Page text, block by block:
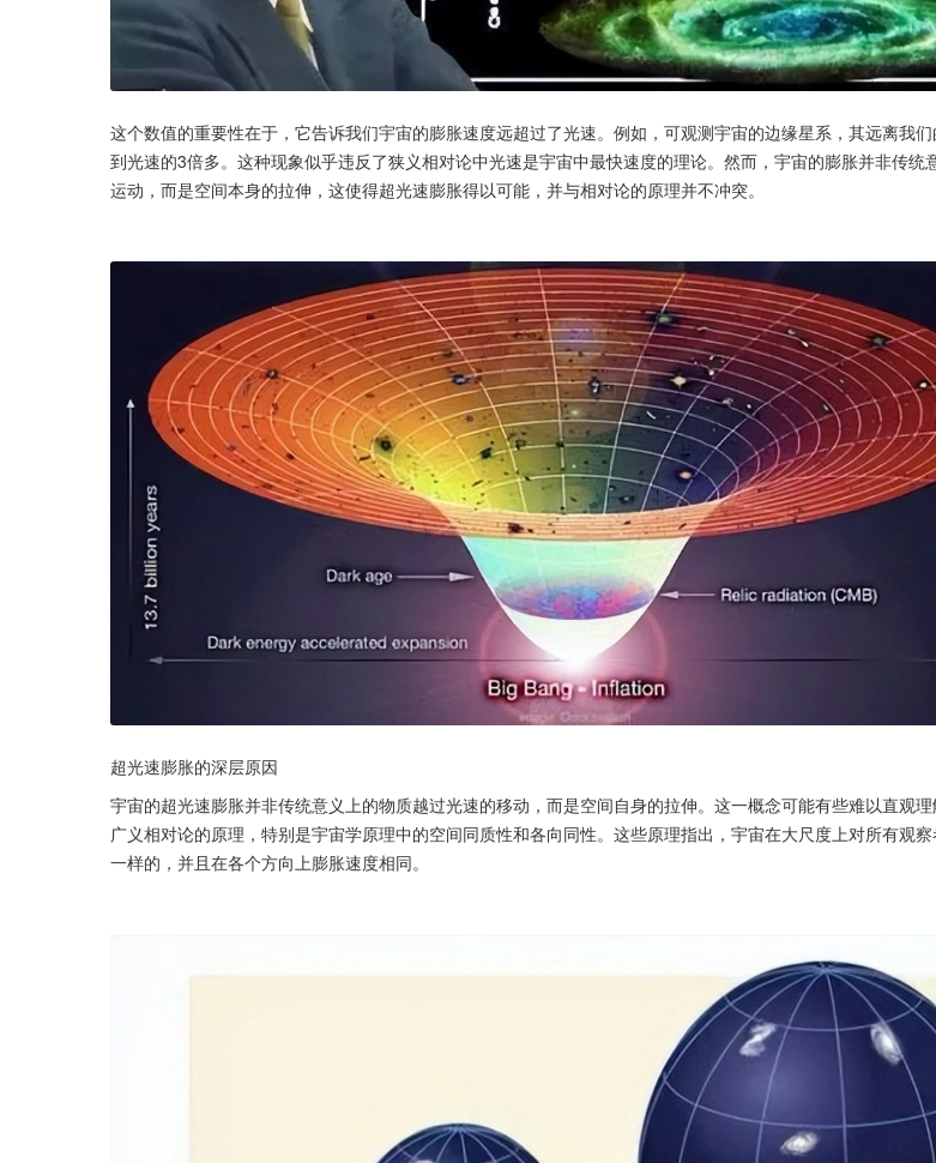
这个数值的重要性在于，它告诉我们宇宙的膨胀速度远超过了光速。例如，可观测宇宙的边缘星系，其远离我
到光速的3倍多。这种现象似乎违反了狭义相对论中光速是宇宙中最快速度的理论。然而，宇宙的膨胀并非传统
运动，而是空间本身的拉伸，这使得超光速膨胀得以可能，并与相对论的原理并不冲突。
超光速膨胀的深层原因
宇宙的超光速膨胀并非传统意义上的物质越过光速的移动，而是空间自身的拉伸。这一概念可能有些难以直观
广义相对论的原理，特别是宇宙学原理中的空间同质性和各向同性。这些原理指出，宇宙在大尺度上对所有观
一样的，并且在各个方向上膨胀速度相同。